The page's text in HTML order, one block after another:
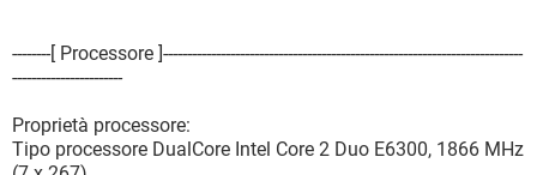
--------[ Processore ]---------------------------------------------------------------------------
-----------------------
Proprietà processore:
Tipo processore DualCore Intel Core 2 Duo E6300, 1866 MHz